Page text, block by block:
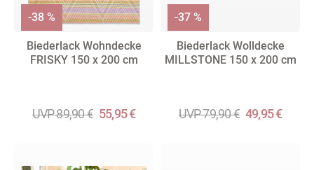
Biederlack Wohndecke
FRISKY 150 x 200 cm
UVP 89,90 € 55,95 €
-38 %
Biederlack Wolldecke
MILLSTONE 150 x 200 cm
UVP 79,90 € 49,95 €
-37 %